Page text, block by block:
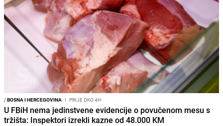
/BOSNA I HERCEGOVINA I PRIJE OKO 4H
U FBiH nema jedinstvene evidencije o povučenom mesu s
tržišta: Inspektori izrekli kazne od 48.000 KM